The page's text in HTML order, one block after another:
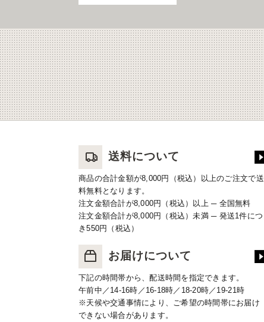
送料について
商品の合計金額が8,000円（税込）以上のご注文で送
料無料となります。
注文金額合計が8,000円（税込）以上 ─ 全国無料
注文金額合計が8,000円（税込）未満 ─ 発送1件につ
き550円（税込）
お届けについて
下記の時間帯から、配送時間を指定できます。
午前中／14-16時／16-18時／18-20時／19-21時
※天候や交通事情により、ご希望の時間帯にお届け
できない場合があります。